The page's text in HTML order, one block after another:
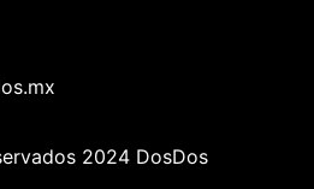
2024 DosDos